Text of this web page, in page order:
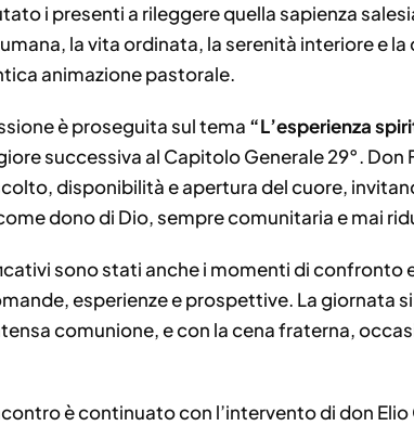
i presenti a rileggere quella sapienza
la vita ordinata, la serenità interiore e
animazione pastorale.
è proseguita sul tema “L’esperienza
successiva al Capitolo Generale 29°.
disponibilità e apertura del cuore,
dono di Dio, sempre comunitaria e mai
sono stati anche i momenti di confronto
esperienze e prospettive. La giornata
comunione, e con la cena fraterna,
è continuato con l’intervento di don